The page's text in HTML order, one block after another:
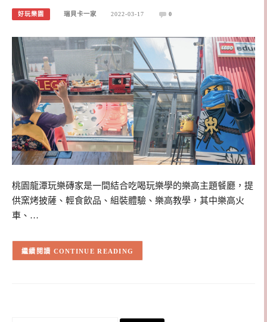
好玩樂園 瑞貝卡一家 2022-03-17 0
桃園龍潭玩樂磚家是一間結合吃喝玩樂學的樂高主題餐廳，提
供窯烤披薩、輕食飲品、組裝體驗、樂高教學，其中樂高火
車、…
CONTINUE READING